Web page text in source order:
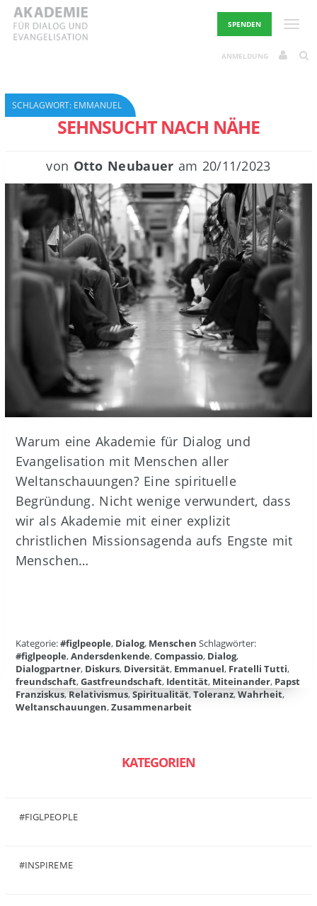
Skip
content
SPENDEN
ANMELDUNG
SCHLAGWORT: EMMANUEL
SEHNSUCHT NACH NÄHE
von Otto Neubauer am 20/11/2023
Warum eine Akademie für Dialog und
Evangelisation mit Menschen aller
Weltanschauungen? Eine spirituelle
Begründung. Nicht wenige verwundert, dass
wir als Akademie mit einer explizit
christlichen Missionsagenda aufs Engste mit
Menschen…
Kategorie:#figlpeople, Dialog, Menschen Schlagwörter:
#figlpeople,Andersdenkende,Compassio, Dialog,
Dialogpartner, Diskurs, Diversität, Emmanuel, Fratelli Tutti,
freundschaft,Gastfreundschaft, Identität, Miteinander, Papst
Franziskus,Relativismus,Spiritualität,Toleranz,Wahrheit,
Weltanschauungen,Zusammenarbeit
KATEGORIEN
#FIGLPEOPLE
#INSPIREME